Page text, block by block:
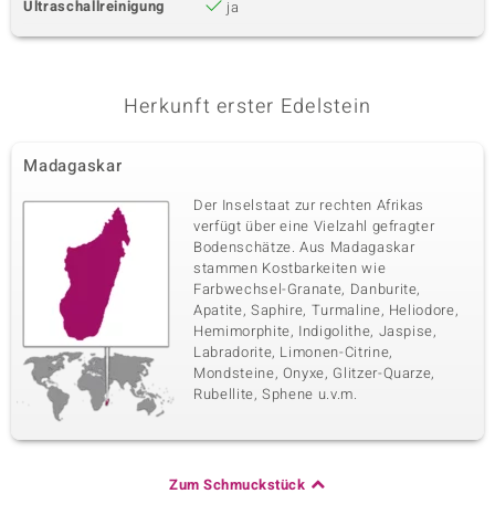
Ultraschallreinigung
ja
Herkunft erster Edelstein
Madagaskar
Der Inselstaat zur rechten Afrikas
verfügt über eine Vielzahl gefragter
Bodenschätze. Aus Madagaskar
stammen Kostbarkeiten wie
Farbwechsel-Granate, Danburite,
Apatite, Saphire, Turmaline, Heliodore,
Hemimorphite, Indigolithe, Jaspise,
Labradorite, Limonen-Citrine,
Mondsteine, Onyxe, Glitzer-Quarze,
Rubellite, Sphene u.v.m.
Zum Schmuckstück